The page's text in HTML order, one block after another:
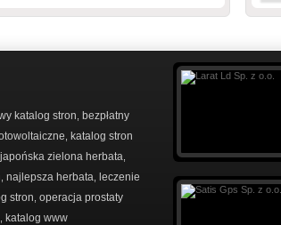
katalog stron bezpłatny
katalog stron
japońska zielona herbata
najlepsza herbata
leczenie
stron operacja prostaty
katalog www